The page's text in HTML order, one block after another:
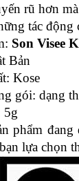
rũ hơn
tác
Son Visee
Bản
Kose
gói: dạng
5g
sản phẩm
lựa chọn